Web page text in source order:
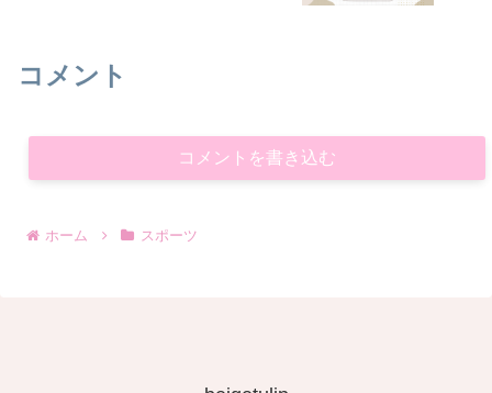
コメント
コメントを書き込む
ホーム スポーツ